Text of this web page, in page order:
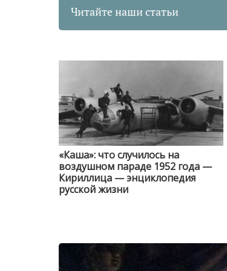
Читайте наши статьи
«Каша»: что случилось на
воздушном параде 1952 года —
Кириллица — энциклопедия
русской жизни